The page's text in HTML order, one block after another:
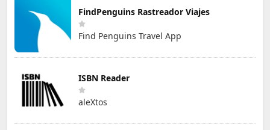
FindPenguins Rastreador Viajes
Find Penguins Travel App
ISBN Reader
aleXtos